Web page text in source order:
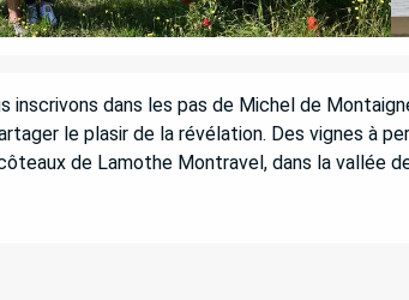
inscrivons dans les pas de Michel de
le plasir de la révélation. Des vignes à
de Lamothe Montravel, dans la vallée